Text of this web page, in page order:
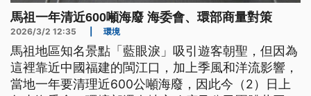
馬祖一年清近600噸海廢 海委會、環部商量對策
2026/3/2 12:35 環境
馬祖地區知名景點「藍眼淚」吸引遊客朝聖，但因為
這裡靠近中國福建的閩江口，加上季風和洋流影響，
當地一年要清理近600公噸海廢，因此今（2）日上